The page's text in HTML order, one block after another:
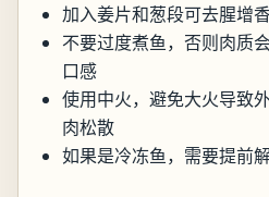
加入姜片和葱段可去腥增
不要过度煮鱼，否则肉质
口感
使用中火，避免大火导致
肉松散
如果是冷冻鱼，需要提前